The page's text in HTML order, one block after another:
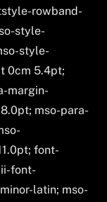
rowband-
style-
style-
0cm 5.4pt;
margin-
mso-para-
font-
font-
latin; mso-